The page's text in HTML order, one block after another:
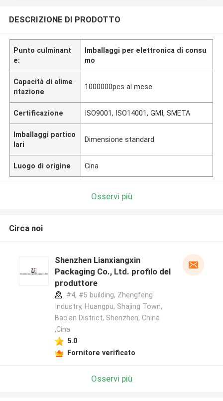
DESCRIZIONE DI PRODOTTO
Punto culminant
e:
Imballaggi per elettronica di consu
mo
Capacità di alime
ntazione
1000000pcs al mese
Certificazione ISO9001, ISO14001, GMI, SMETA
Imballaggi partico
lari
Dimensione standard
Luogo di origine Cina
Osservi più
Circa noi
Shenzhen Lianxiangxin
Packaging Co., Ltd. profilo del
produttore
#4, #5 building, Zhengfeng
Industry, Huangpu, Shajing Town,
Bao'an District, Shenzhen, China
,Cina
5.0
Fornitore verificato
Osservi più